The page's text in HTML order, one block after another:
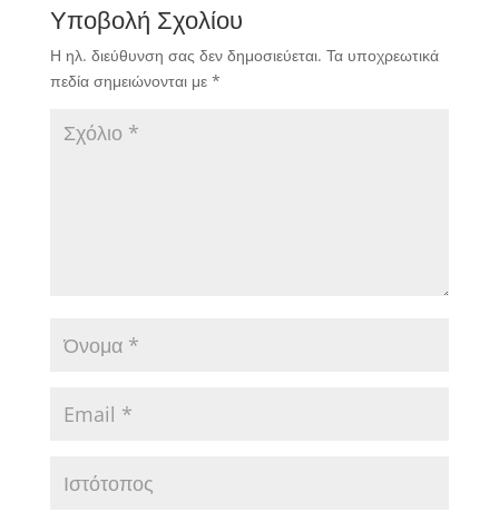
Υποβολή Σχολίου
Η ηλ. διεύθυνση σας δεν δημοσιεύεται. Τα υποχρεωτικά
πεδία σημειώνονται με *